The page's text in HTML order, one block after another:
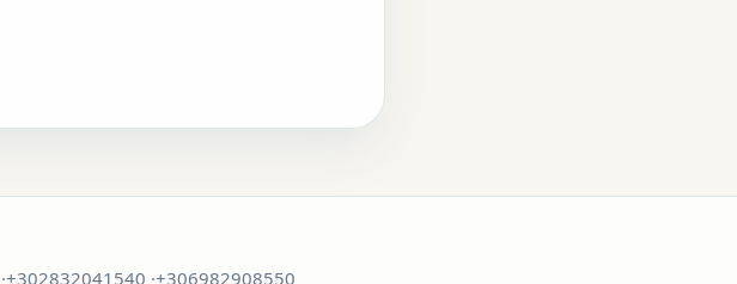
·+302832041540 ·+306982908550